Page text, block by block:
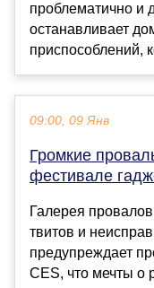
проблематично и
останавливает
приспособлений,
09:00, 09 Янв
Громкие
фестивале
Галерея
твитов и
предупреждает
CES, что мечты о